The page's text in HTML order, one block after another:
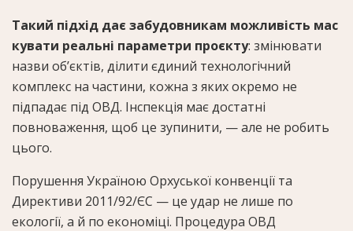
Такий підхід дає забудовникам можливість мас
кувати реальні параметри проєкту: змінювати
назви об’єктів, ділити єдиний технологічний
комплекс на частини, кожна з яких окремо не
підпадає під ОВД. Інспекція має достатні
повноваження, щоб це зупинити, — але не робить
цього.
Порушення Україною Орхуської конвенції та
Директиви 2011/92/ЄС — це удар не лише по
екології, а й по економіці. Процедура ОВД